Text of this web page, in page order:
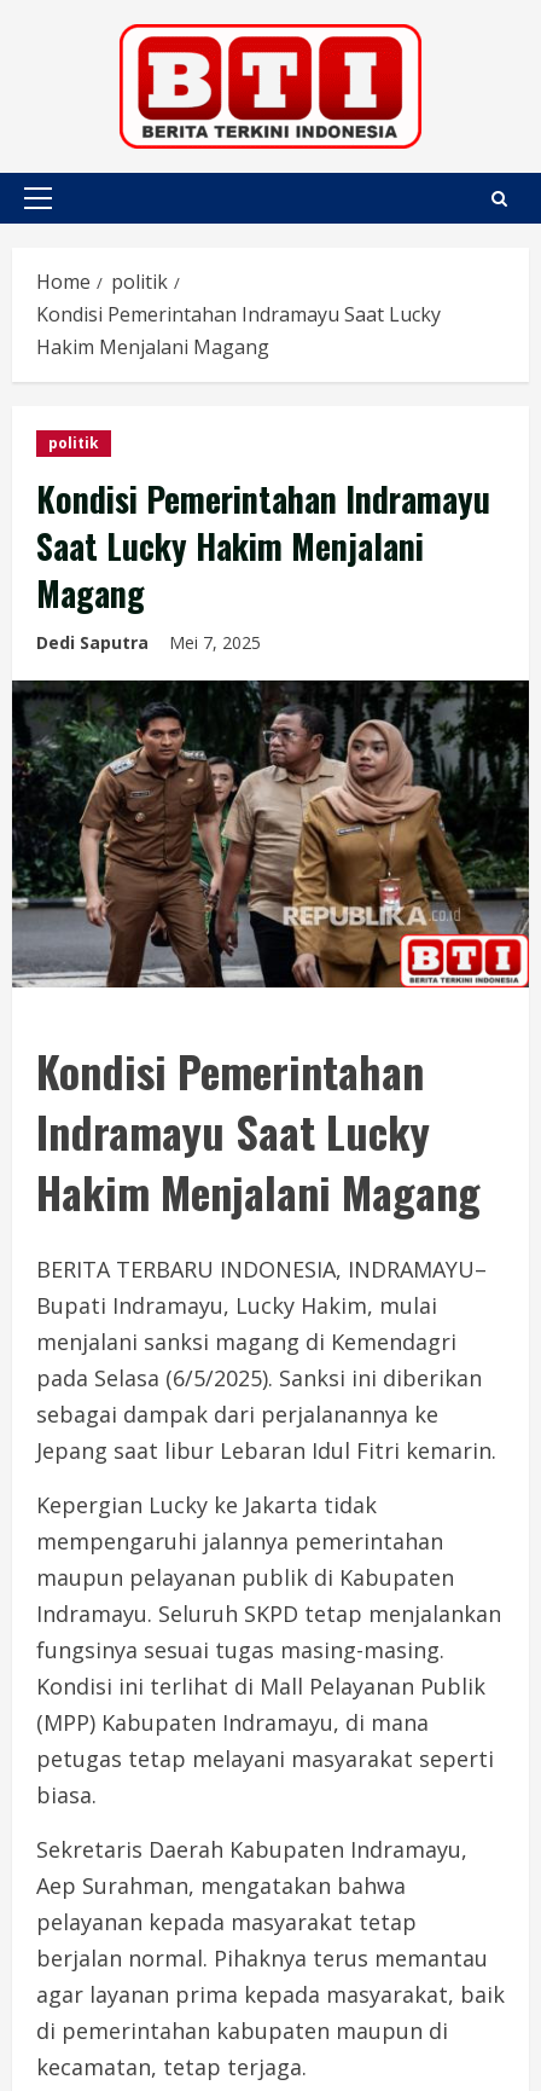
Primary
Home
politik
Kondisi Pemerintahan Indramayu Saat Lucky
Hakim Menjalani Magang
politik
Kondisi Pemerintahan Indramayu
Saat Lucky Hakim Menjalani
Magang
Dedi Saputra Mei 7, 2025
Kondisi Pemerintahan
Indramayu Saat Lucky
Hakim Menjalani Magang
BERITA TERBARU INDONESIA, INDRAMAYU–
Bupati Indramayu, Lucky Hakim, mulai
menjalani sanksi magang di Kemendagri
pada Selasa (6/5/2025). Sanksi ini diberikan
sebagai dampak dari perjalanannya ke
Jepang saat libur Lebaran Idul Fitri kemarin.
Kepergian Lucky ke Jakarta tidak
mempengaruhi jalannya pemerintahan
maupun pelayanan publik di Kabupaten
Indramayu. Seluruh SKPD tetap menjalankan
fungsinya sesuai tugas masing-masing.
Kondisi ini terlihat di Mall Pelayanan Publik
(MPP) Kabupaten Indramayu, di mana
petugas tetap melayani masyarakat seperti
biasa.
Sekretaris Daerah Kabupaten Indramayu,
Aep Surahman, mengatakan bahwa
pelayanan kepada masyarakat tetap
berjalan normal. Pihaknya terus memantau
agar layanan prima kepada masyarakat, baik
di pemerintahan kabupaten maupun di
kecamatan, tetap terjaga.